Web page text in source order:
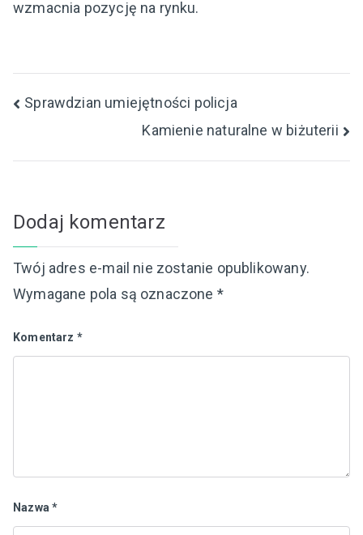
wzmacnia pozycję na rynku.
Nawigacja
Sprawdzian umiejętności policja
Kamienie naturalne w biżuterii
Dodaj komentarz
Twój adres e-mail nie zostanie opublikowany.
Wymagane pola są oznaczone *
Komentarz *
Nazwa*